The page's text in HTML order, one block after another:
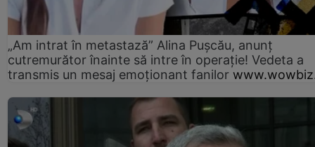
„Am intrat în metastază” Alina Pușcău, anunț
cutremurător înainte să intre în operație! Vedeta a
transmis un mesaj emoționant fanilor